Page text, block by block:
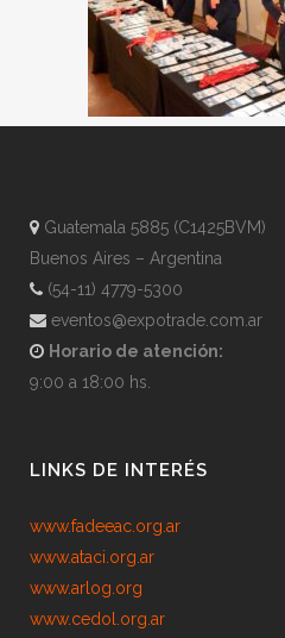
Guatemala 5885 (C1425BVM)
Buenos Aires – Argentina
(54-11) 4779-5300
eventos@expotrade.com.ar
Horario de atención:
9:00 a 18:00 hs.
LINKS DE INTERÉS
www.fadeeac.org.ar
www.ataci.org.ar
www.arlog.org
www.cedol.org.ar